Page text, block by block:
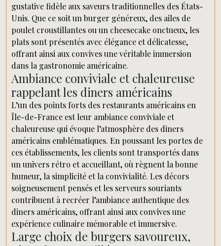
gustative fidèle aux saveurs traditionnelles des États-
Unis. Que ce soit un burger généreux, des ailes de
poulet croustillantes ou un cheesecake onctueux, les
plats sont présentés avec élégance et délicatesse,
offrant ainsi aux convives une véritable immersion
dans la gastronomie américaine.
Ambiance conviviale et chaleureuse
rappelant les diners américains
L’un des points forts des restaurants américains en
Île-de-France est leur ambiance conviviale et
chaleureuse qui évoque l’atmosphère des diners
américains emblématiques. En poussant les portes de
ces établissements, les clients sont transportés dans
un univers rétro et accueillant, où règnent la bonne
humeur, la simplicité et la convivialité. Les décors
soigneusement pensés et les serveurs souriants
contribuent à recréer l’ambiance authentique des
diners américains, offrant ainsi aux convives une
expérience culinaire mémorable et immersive.
Large choix de burgers savoureux,